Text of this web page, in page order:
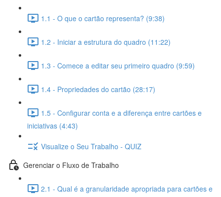
1.1 - O que o cartão representa? (9:38)
1.2 - Iniciar a estrutura do quadro (11:22)
1.3 - Comece a editar seu primeiro quadro (9:59)
1.4 - Propriedades do cartão (28:17)
1.5 - Configurar conta e a diferença entre cartões e
iniciativas (4:43)
Visualize o Seu Trabalho - QUIZ
Gerenciar o Fluxo de Trabalho
2.1 - Qual é a granularidade apropriada para cartões e